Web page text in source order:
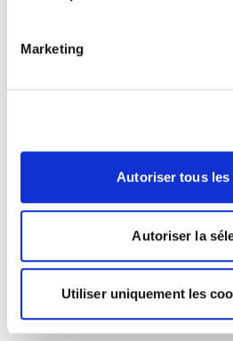
Marketing
Autoriser tous les
Autoriser la
Utiliser uniquement les